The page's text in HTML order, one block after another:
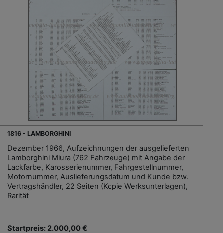
1816 - LAMBORGHINI
Dezember 1966, Aufzeichnungen der ausgelieferten
Lamborghini Miura (762 Fahrzeuge) mit Angabe der
Lackfarbe, Karosserienummer, Fahrgestellnummer,
Motornummer, Auslieferungsdatum und Kunde bzw.
Vertragshändler, 22 Seiten (Kopie Werksunterlagen),
Rarität
Startpreis: 2.000,00 €